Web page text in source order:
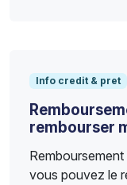
Info credit & pret
rembourser
vous pouvez le